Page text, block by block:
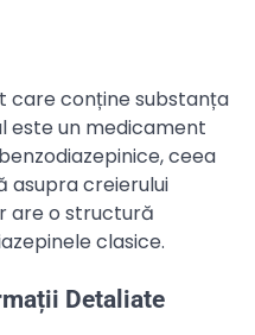
care conține substanța
este un medicament
ceea
asupra creierului
are o structură
clasice.
Detaliate